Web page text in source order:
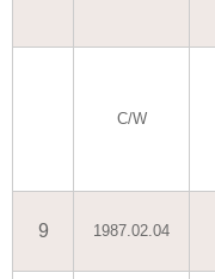
C/W
9 1987.02.04